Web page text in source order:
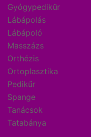
Gyógypedikűr
Lábápolás
Lábápoló
Masszázs
Orthézis
Ortoplasztika
Pedikűr
Spange
Tanácsok
Tatabánya